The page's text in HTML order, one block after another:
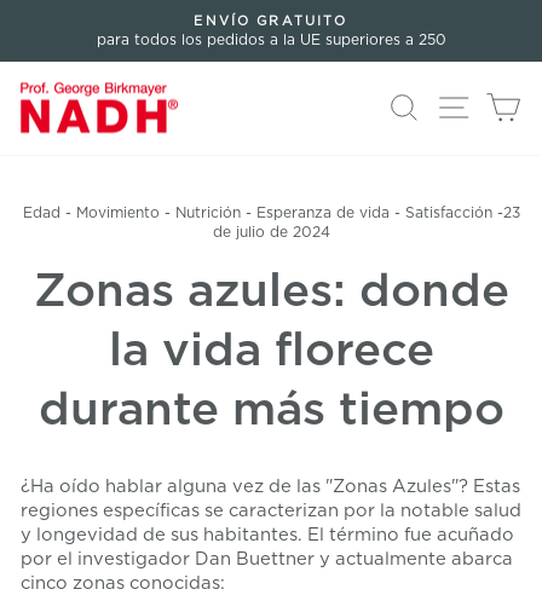
contenido
Pausar
ENVÍO GRATUITO
para todos los pedidos a la UE superiores a 250
Buscar en
Edad - Movimiento - Nutrición- Esperanza de vida - Satisfacción-23
de julio de 2024
Zonas azules: donde
la vida florece
durante más tiempo
¿Ha oído hablar alguna vez de las "Zonas Azules"? Estas
regiones específicas se caracterizan por la notable salud
y longevidad de sus habitantes. El término fue acuñado
por el investigador Dan Buettner y actualmente abarca
cinco zonas conocidas: